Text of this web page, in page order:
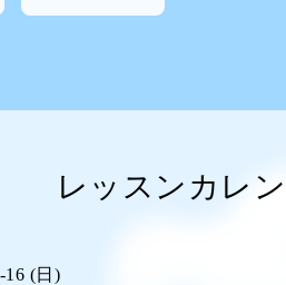
レッスンカレ
16 (日)